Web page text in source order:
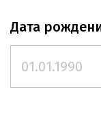
Дата